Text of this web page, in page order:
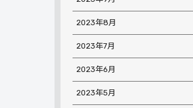
2023年8月
2023年7月
2023年6月
2023年5月